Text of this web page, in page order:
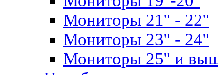
Мониторы 21" - 22"
Мониторы 23" - 24"
Мониторы 25" и